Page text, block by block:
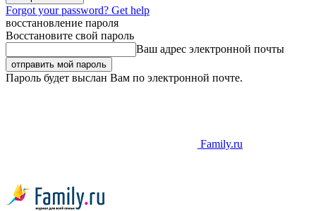
Forgot your password? Get help
восстановление пароля
Восстановите свой пароль
Ваш адрес электронной почты
Пароль будет выслан Вам по электронной почте.
Family.ru